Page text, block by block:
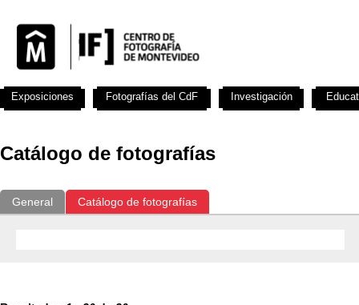
Catálogo de fotografías
General Catálogo de fotografías
Exposiciones Fotografías del CdF Investigación